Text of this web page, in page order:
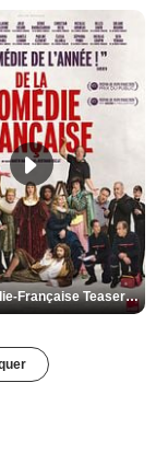
De la Comédie-Française Teaser VF